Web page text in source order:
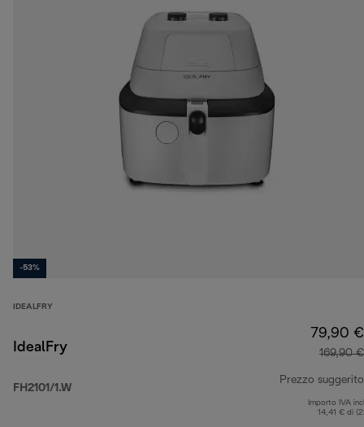
-53%
IDEALFRY
IdealFry
FH2101/1.W
79,90 €
169,90 €
Prezzo suggerito
Importo IVA
14,41 € di